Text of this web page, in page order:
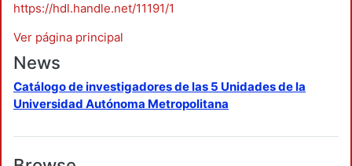
https://hdl.handle.net/11191/1
Ver página principal
News
Catálogo de investigadores de las 5 Unidades de la
Universidad Autónoma Metropolitana